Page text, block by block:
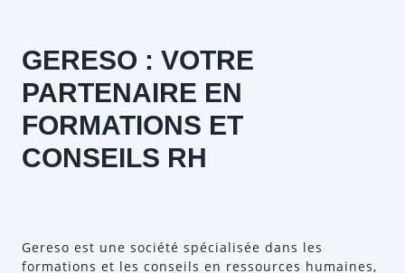
GERESO : VOTRE
PARTENAIRE EN
FORMATIONS ET
CONSEILS RH
Gereso est une société spécialisée dans les
formations et les conseils en ressources humaines,